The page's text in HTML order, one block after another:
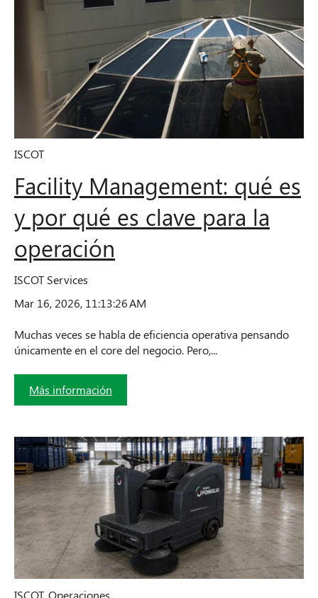
ISCOT
Facility Management: qué es
y por qué es clave para la
operación
ISCOT Services
Mar 16, 2026, 11:13:26 AM
Muchas veces se habla de eficiencia operativa pensando
únicamente en el core del negocio. Pero,...
Más información
ISCOT,Operaciones